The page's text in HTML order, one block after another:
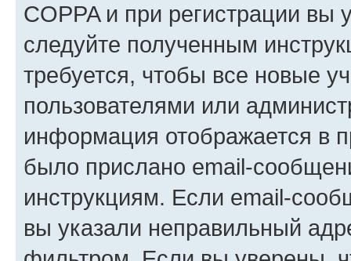
COPPA и при регистрации вы
следуйте полученным
требуется, чтобы все новые
пользователями или
информация отображается в
было прислано email-
инструкциям. Если email-
вы указали неправильный